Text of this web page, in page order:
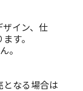
ザイン、仕
す。
。
となる場合は